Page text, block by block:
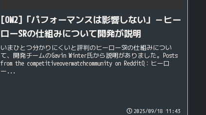
[OW2]「パフォーマンスは影響しない」－ヒー
ローSRの仕組みについて開発が説明
いまひとつ分かりにくいと評判のヒーローSRの仕組みについ
て、開発チームのGavin Winter氏から説明がありました。Posts
from the competitiveoverwatchcommunity on RedditQ：ヒーロ
ー...
2025/09/18 11:43